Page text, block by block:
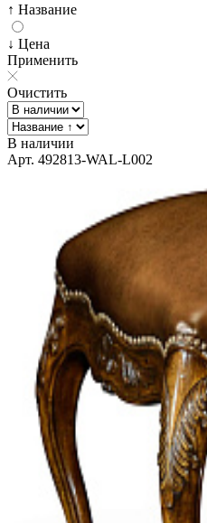
↑ Название
↓ Цена
Применить
Очистить
В наличии
Арт. 492813-WAL-L002